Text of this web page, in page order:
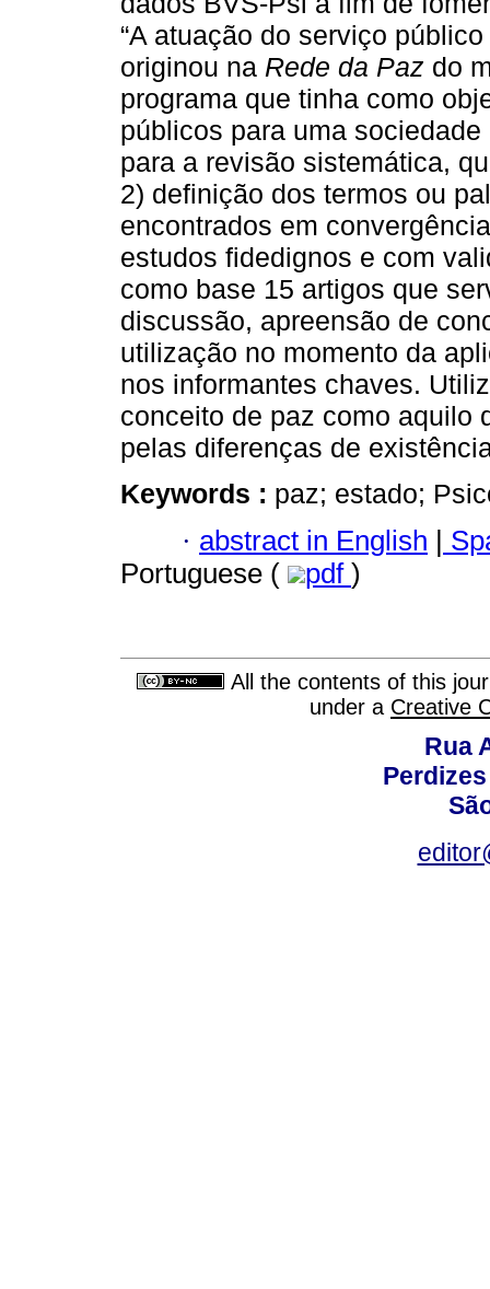
“A atuação do serviço
originou na Rede da Paz do
programa que tinha como
públicos para uma
para a revisão sistemática,
2) definição dos termos ou
encontrados em
estudos fidedignos e com
como base 15 artigos que
discussão, apreensão de
utilização no momento da
nos informantes chaves.
conceito de paz como aquilo
pelas diferenças de
Keywords : paz; estado;
· abstract in English |
Portuguese (
pdf )
All the contents of this
under a Creative
Rua